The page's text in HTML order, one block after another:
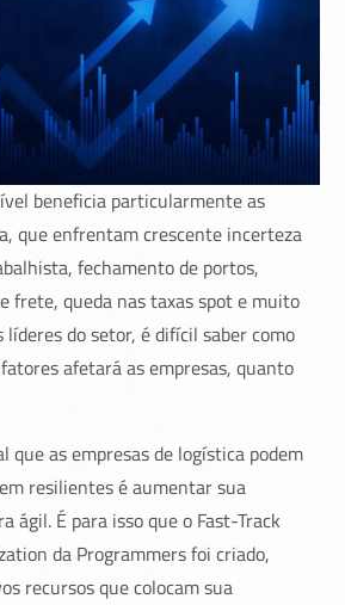
beneficia particularmente as
que enfrentam crescente incerteza
fechamento de portos,
frete, queda nas taxas spot e muito
líderes do setor, é difícil saber como
afetará as empresas, quanto
que as empresas de logística podem
resilientes é aumentar sua
ágil. É para isso que o Fast-Track
da Programmers foi criado,
recursos que colocam sua